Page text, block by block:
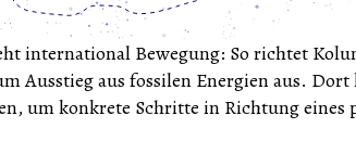
international Bewegung: So richtet
Ausstieg aus fossilen Energien aus.
um konkrete Schritte in Richtung eines